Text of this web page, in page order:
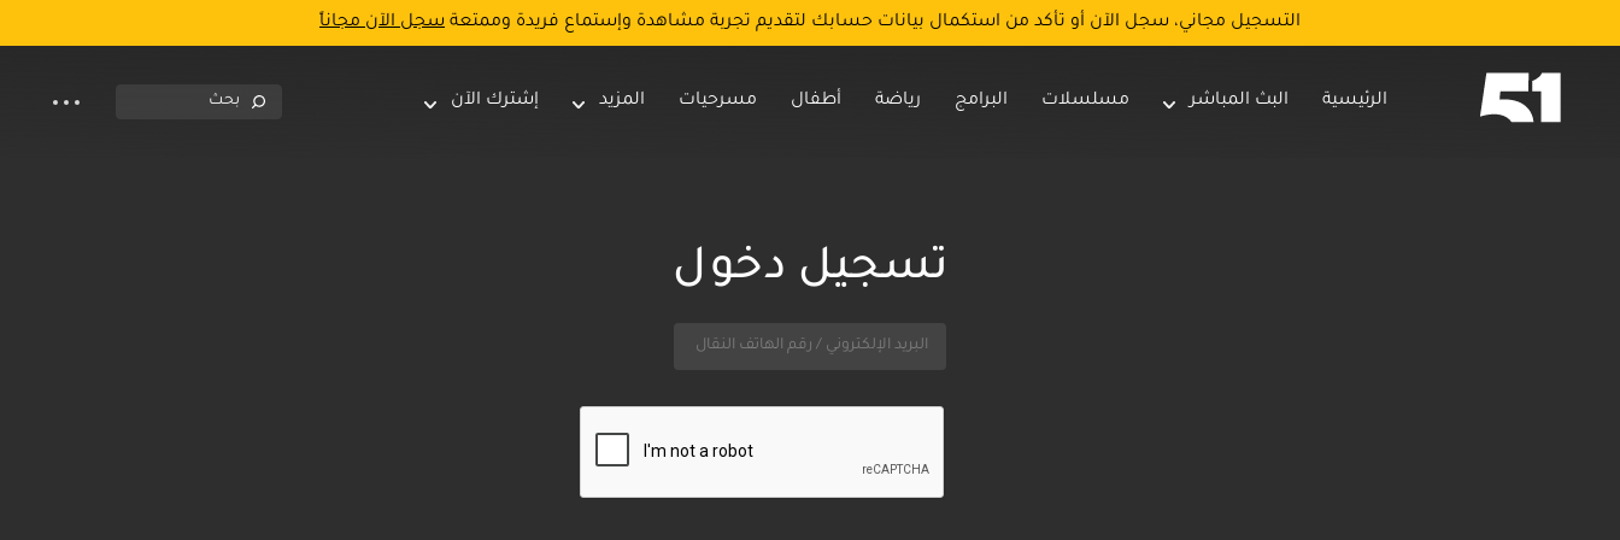
التسجيل مجاني، سجل الآن أو تأكد من استكمال بيانات حسابك لتقديم تجربة مشاهدة وإستماع فريدة وممتعة سجل الآن مجاناً
الرئيسية البث المباشر مسلسلات البرامج رياضة أطفال مسرحيات المزيد إشترك الآن
تسجيل دخول